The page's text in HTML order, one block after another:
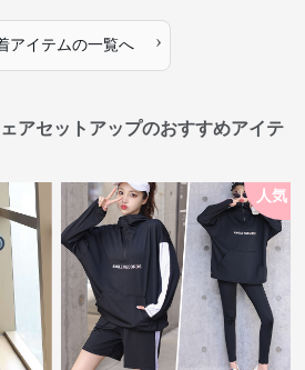
アイテムの一覧へ ›
アセットアップのおすすめアイテ
人気